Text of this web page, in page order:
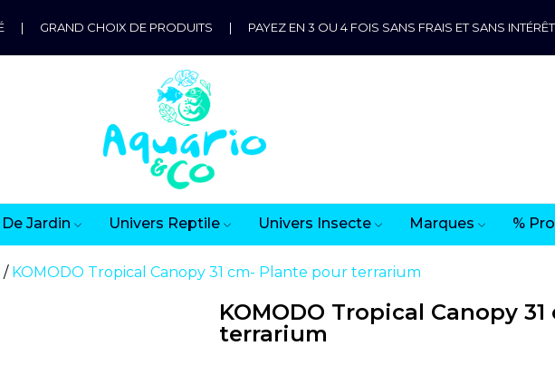
| GRAND CHOIX DE PRODUITS | PAYEZ EN 3 OU 4 FOIS SANS FRAIS ET SANS
Jardin Univers Reptile Univers Insecte Marques %
KOMODO Tropical Canopy 31 cm- Plante pour terrarium
KOMODO Tropical Canopy
terrarium